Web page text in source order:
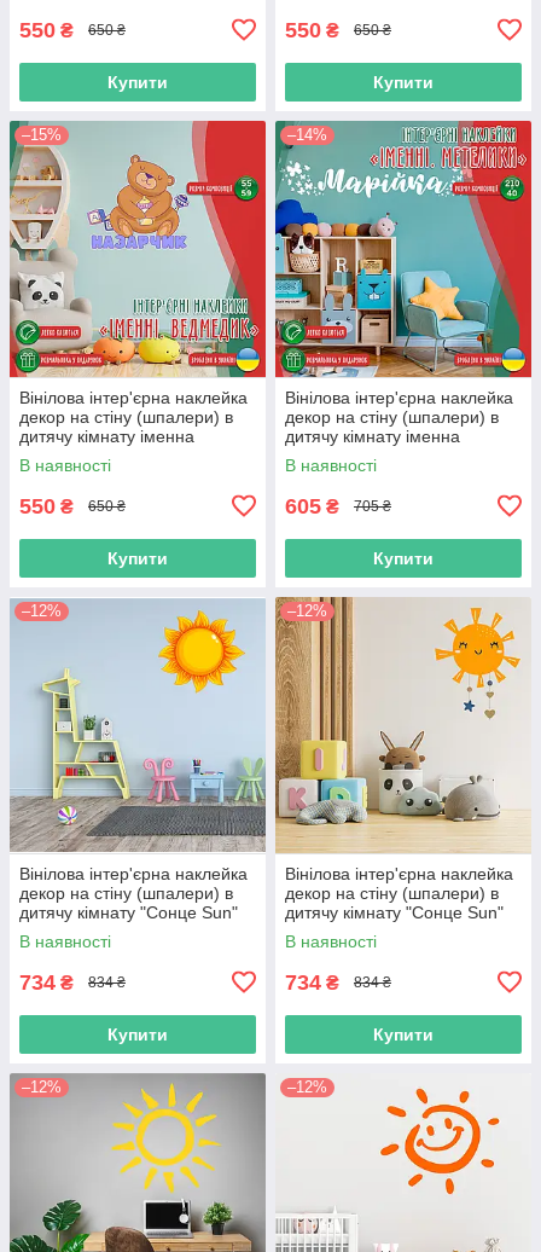
550 ₴ 650 ₴
Купити
550 ₴ 650 ₴
Купити
–15%
Вінілова інтер'єрна наклейка
декор на стіну (шпалери) в
дитячу кімнату іменна
"Ведмедик" з Оракалу
В наявності
550 ₴ 650 ₴
Купити
–14%
Вінілова інтер'єрна наклейка
декор на стіну (шпалери) в
дитячу кімнату іменна
"Метелики" з Оракалу
В наявності
605 ₴ 705 ₴
Купити
–12%
Вінілова інтер'єрна наклейка
декор на стіну (шпалери) в
дитячу кімнату "Сонце Sun"
самоклеюча з Оракалу
В наявності
734 ₴ 834 ₴
Купити
–12%
Вінілова інтер'єрна наклейка
декор на стіну (шпалери) в
дитячу кімнату "Сонце Sun"
самоклеюча з Оракалу
В наявності
734 ₴ 834 ₴
Купити
–12% –12%